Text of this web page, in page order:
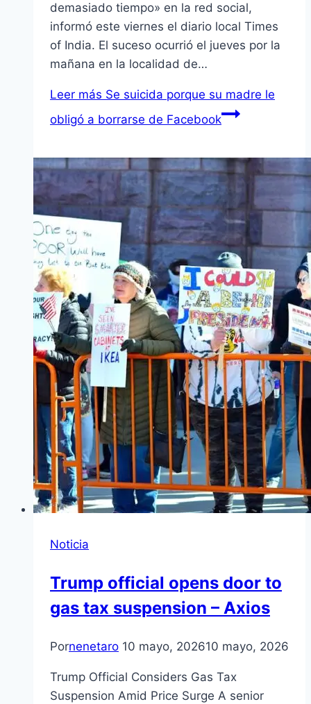
demasiado tiempo» en la red social,
informó este viernes el diario local Times
of India. El suceso ocurrió el jueves por la
mañana en la localidad de…
Leer más Se suicida porque su madre le
obligó a borrarse de Facebook
Noticia
Trump official opens door to
gas tax suspension – Axios
Pornenetaro 10 mayo, 202610 mayo, 2026
Trump Official Considers Gas Tax
Suspension Amid Price Surge A senior